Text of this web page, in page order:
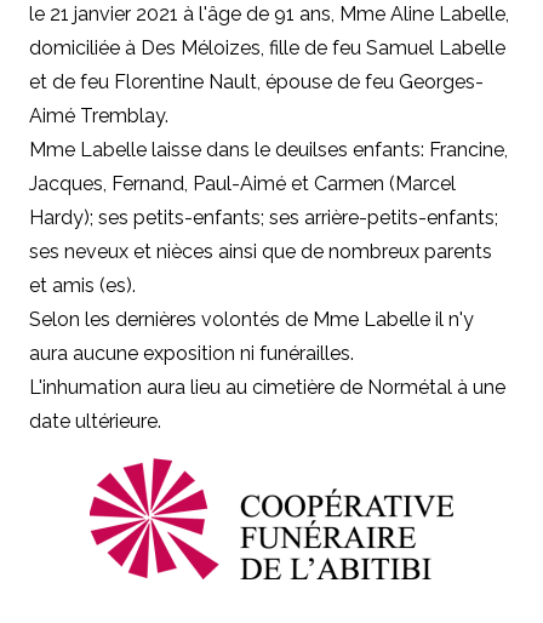
le 21 janvier 2021 à l'âge de 91 ans, Mme Aline Labelle,
domiciliée à Des Méloizes, fille de feu Samuel Labelle
et de feu Florentine Nault, épouse de feu Georges-
Aimé Tremblay.
Mme Labelle laisse dans le deuilses enfants: Francine,
Jacques, Fernand, Paul-Aimé et Carmen (Marcel
Hardy); ses petits-enfants; ses arrière-petits-enfants;
ses neveux et nièces ainsi que de nombreux parents
et amis (es).
Selon les dernières volontés de Mme Labelle il n'y
aura aucune exposition ni funérailles.
L'inhumation aura lieu au cimetière de Normétal à une
date ultérieure.